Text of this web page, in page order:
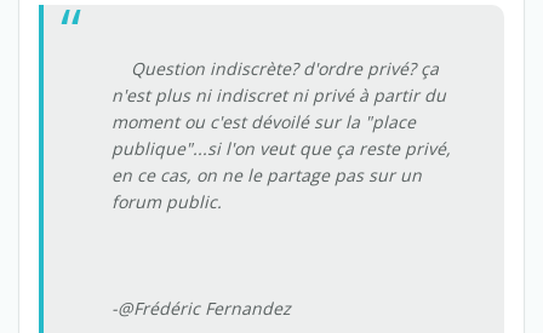
Question indiscrète? d'ordre privé? ça
n'est plus ni indiscret ni privé à partir du
moment ou c'est dévoilé sur la "place
publique"...si l'on veut que ça reste privé,
en ce cas, on ne le partage pas sur un
forum public.
-@Frédéric Fernandez